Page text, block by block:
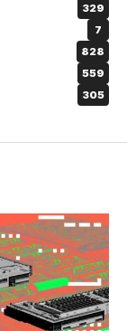
329
7
828
559
305